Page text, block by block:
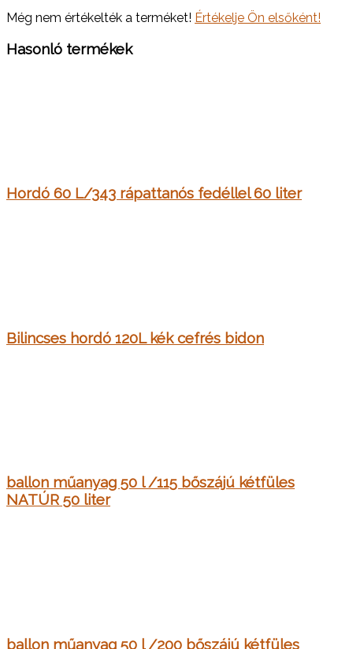
Még nem értékelték a terméket! Értékelje Ön elsőként!
Hasonló termékek
Hordó 60 L/343 rápattanós fedéllel 60 liter
Bilincses hordó 120L kék cefrés bidon
ballon műanyag 50 l /115 bőszájú kétfüles
NATÚR 50 liter
ballon műanyag 50 l /200 bőszájú kétfüles